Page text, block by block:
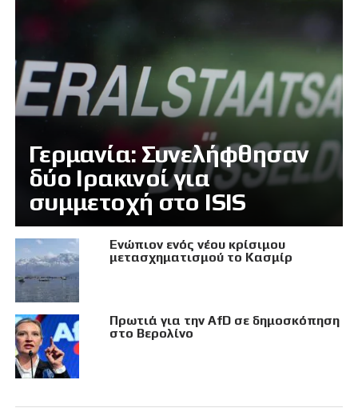
Γερμανία: Συνελήφθησαν
δύο Ιρακινοί για
συμμετοχή στο ISIS
Eνώπιον ενός νέου κρίσιμου
μετασχηματισμού το Κασμίρ
Πρωτιά για την AfD σε δημοσκόπηση
στο Βερολίνο